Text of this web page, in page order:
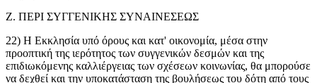
Ζ. ΠΕΡΙ ΣΥΓΓΕΝΙΚΗΣ ΣΥΝΑΙΝΕΣΕΩΣ
22) Η Εκκλησία υπό όρους και κατ' οικονομία, μέσα στην
προοπτική της ιερότητος των συγγενικών δεσμών και της
επιδιωκόμενης καλλιέργειας των σχέσεων κοινωνίας, θα μπορούσε
να δεχθεί και την υποκατάσταση της βουλήσεως του δότη από τους